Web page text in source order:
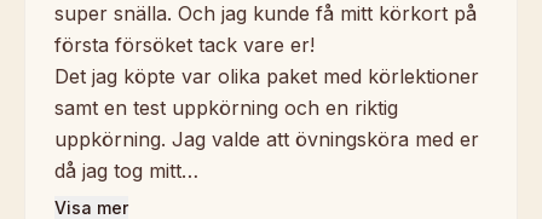
super snälla. Och jag kunde få mitt körkort på
första försöket tack vare er!
Det jag köpte var olika paket med körlektioner
samt en test uppkörning och en riktig
uppkörning. Jag valde att övningsköra med er
då jag tog mitt…
Visa mer